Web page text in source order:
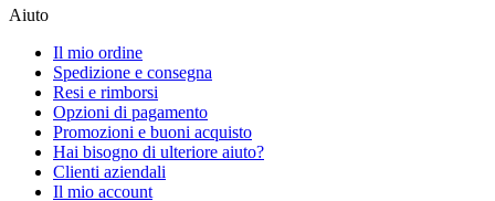
Aiuto
Il mio ordine
Spedizione e consegna
Resi e rimborsi
Opzioni di pagamento
Promozioni e buoni acquisto
Hai bisogno di ulteriore aiuto?
Clienti aziendali
Il mio account